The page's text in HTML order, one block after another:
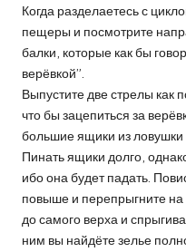
Когда разделаетесь с
пещеры и посмотрите
балки, которые как бы
верёвкой”.
Выпустите две стрелы как
что бы зацепиться за
большие ящики из ловушки
Пинать ящики долго,
ибо она будет падать.
повыше и перепрыгните
до самого верха и
ним вы найдёте зелье